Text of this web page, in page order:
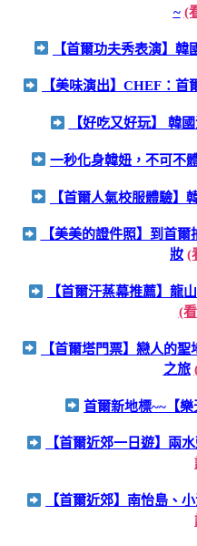
~ (
【首爾功夫秀表演】韓
【美味演出】CHEF：
【好吃又好玩】 韓
一秒化身韓妞，不可不
【首爾人氣校服體驗】
【美美的證件照】到首
妝 (
【首爾汗蒸幕推薦】龍
(
【首爾塔門票】戀人的
之旅
首爾新地標~~【樂
【首爾近郊一日遊】兩
【首爾近郊】南怡島、